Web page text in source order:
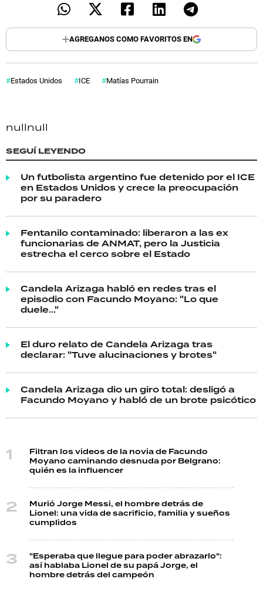
AGREGANOS COMO FAVORITOS EN
Estados Unidos ICE Matías Pourrain
nullnull
SEGUÍ LEYENDO
Un futbolista argentino fue detenido por el ICE
en Estados Unidos y crece la preocupación
por su paradero
Fentanilo contaminado: liberaron a las ex
funcionarias de ANMAT, pero la Justicia
estrecha el cerco sobre el Estado
Candela Arizaga habló en redes tras el
episodio con Facundo Moyano: "Lo que
duele..."
El duro relato de Candela Arizaga tras
declarar: "Tuve alucinaciones y brotes"
Candela Arizaga dio un giro total: desligó a
Facundo Moyano y habló de un brote psicótico
Filtran los videos de la novia de Facundo
Moyano caminando desnuda por Belgrano:
quién es la influencer
Murió Jorge Messi, el hombre detrás de
Lionel: una vida de sacrificio, familia y sueños
cumplidos
"Esperaba que llegue para poder abrazarlo":
así hablaba Lionel de su papá Jorge, el
hombre detrás del campeón